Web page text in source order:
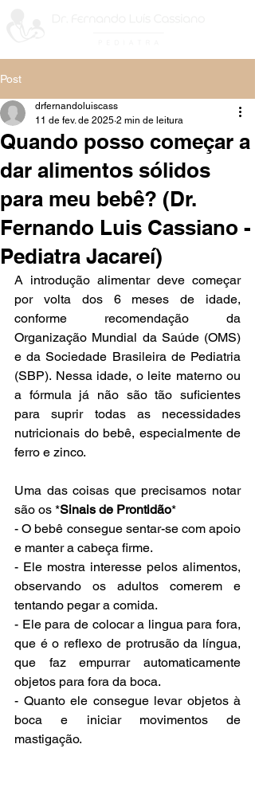
Post
Quando posso começar a
dar alimentos sólidos
para meu bebê? (Dr.
Fernando Luis Cassiano -
Pediatra Jacareí)
drfernandoluiscass
11 de fev. de 2025 2 min de leitura
A introdução alimentar deve começar
por volta dos 6 meses de idade,
conforme recomendação da
Organização Mundial da Saúde (OMS)
e da Sociedade Brasileira de Pediatria
(SBP). Nessa idade, o leite materno ou
a fórmula já não são tão suficientes
para suprir todas as necessidades
nutricionais do bebê, especialmente de
ferro e zinco.
Uma das coisas que precisamos notar
são os *Sinais de Prontidão*
- O bebê consegue sentar-se com apoio
e manter a cabeça firme.
- Ele mostra interesse pelos alimentos,
observando os adultos comerem e
tentando pegar a comida.
- Ele para de colocar a lingua para fora,
que é o reflexo de protrusão da língua,
que faz empurrar automaticamente
objetos para fora da boca.
- Quanto ele consegue levar objetos à
boca e iniciar movimentos de
mastigação.